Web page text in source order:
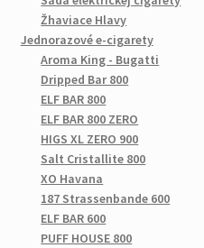
Žhaviace Hlavy
Jednorazové e-cigarety
Aroma King - Bugatti
Dripped Bar 800
ELF BAR 800
ELF BAR 800 ZERO
HIGS XL ZERO 900
Salt Cristallite 800
XO Havana
187 Strassenbande 600
ELF BAR 600
PUFF HOUSE 800